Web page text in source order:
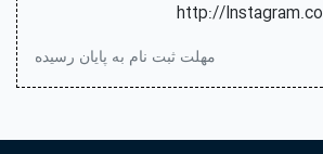
http://
مهلت ثبت نام به پایان رسیده